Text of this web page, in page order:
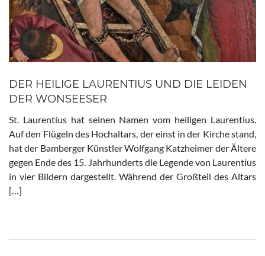
DER HEILIGE LAURENTIUS UND DIE LEIDEN
DER WONSEESER
St. Laurentius hat seinen Namen vom heiligen Laurentius.
Auf den Flügeln des Hochaltars, der einst in der Kirche stand,
hat der Bamberger Künstler Wolfgang Katzheimer der Ältere
gegen Ende des 15. Jahrhunderts die Legende von Laurentius
in vier Bildern dargestellt. Während der Großteil des Altars
[…]